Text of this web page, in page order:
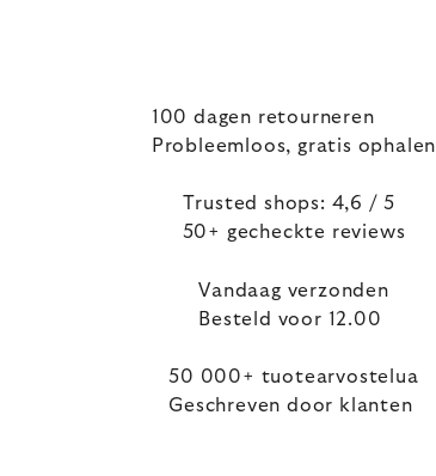
100 dagen retourneren
Probleemloos, gratis ophalen
Trusted shops: 4,6 / 5
50+ gecheckte reviews
Vandaag verzonden
Besteld voor 12.00
50 000+ tuotearvostelua
Geschreven door klanten